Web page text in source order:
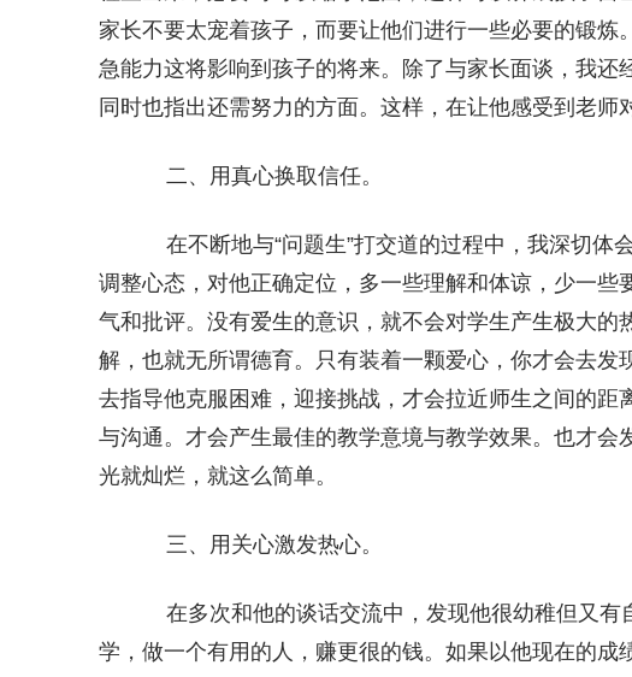
家长不要太宠着孩子，而要让他们进行一些必要的锻
急能力这将影响到孩子的将来。除了与家长面谈，我还
同时也指出还需努力的方面。这样，在让他感受到老师
二、用真心换取信任。
在不断地与“问题生”打交道的过程中，我深切体
调整心态，对他正确定位，多一些理解和体谅，少一些
气和批评。没有爱生的意识，就不会对学生产生极大的
解，也就无所谓德育。只有装着一颗爱心，你才会去发
去指导他克服困难，迎接挑战，才会拉近师生之间的
与沟通。才会产生最佳的教学意境与教学效果。也才会
光就灿烂，就这么简单。
三、用关心激发热心。
在多次和他的谈话交流中，发现他很幼稚但又有
学，做一个有用的人，赚更很的钱。如果以他现在的成